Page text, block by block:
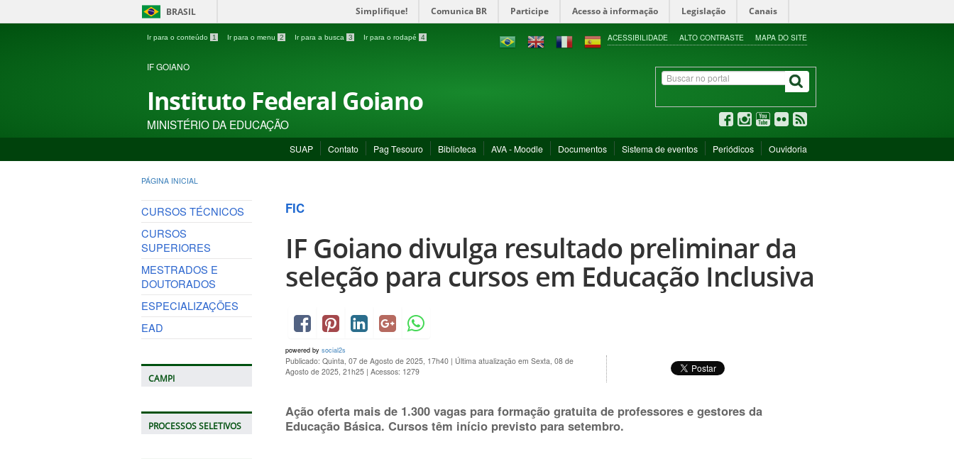
BRASIL Simplifique! Comunica BR Participe Acesso à informação Legislação Canais
Ir para o conteúdo 1 Ir para o menu 2 Ir para a busca 3 Ir para o rodapé 4 ACESSIBILIDADE ALTO CONTRASTE MAPA DO SITE
IF GOIANO
Instituto Federal Goiano
MINISTÉRIO DA EDUCAÇÃO
SUAP Contato Pag Tesouro Biblioteca AVA - Moodle Documentos Sistema de eventos Periódicos Ouvidoria
PÁGINA INICIAL
CURSOS TÉCNICOS
CURSOS
SUPERIORES
MESTRADOS E
DOUTORADOS
ESPECIALIZAÇÕES
EAD
CAMPI
PROCESSOS SELETIVOS
FIC
IF Goiano divulga resultado preliminar da
seleção para cursos em Educação Inclusiva
powered by social2s
Publicado: Quinta, 07 de Agosto de 2025, 17h40 | Última atualização em Sexta, 08 de
Agosto de 2025, 21h25 | Acessos: 1279
Ação oferta mais de 1.300 vagas para formação gratuita de professores e gestores da
Educação Básica. Cursos têm início previsto para setembro.